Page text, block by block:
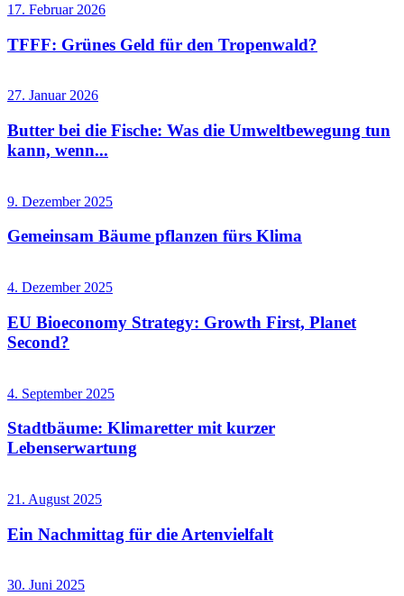
17. Februar 2026
TFFF: Grünes Geld für den Tropenwald?
27. Januar 2026
Butter bei die Fische: Was die Umweltbewegung tun
kann, wenn...
9. Dezember 2025
Gemeinsam Bäume pflanzen fürs Klima
4. Dezember 2025
EU Bioeconomy Strategy: Growth First, Planet
Second?
4. September 2025
Stadtbäume: Klimaretter mit kurzer
Lebenserwartung
21. August 2025
Ein Nachmittag für die Artenvielfalt
30. Juni 2025